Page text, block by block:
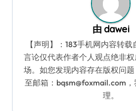
由 dawei
【声明】：183手机网内容转
言论仅代表作者个人观点绝非
场。如您发现内容存在版权问
至邮箱：bqsm@foxmail.com
理。